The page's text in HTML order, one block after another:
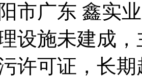
市广东 鑫实
设施未建成
许可证，长